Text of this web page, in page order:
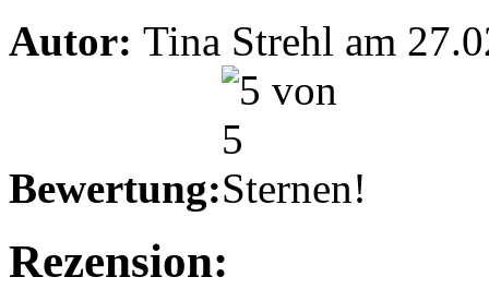
Autor: Tina Strehl am
Bewertung:
Rezension: